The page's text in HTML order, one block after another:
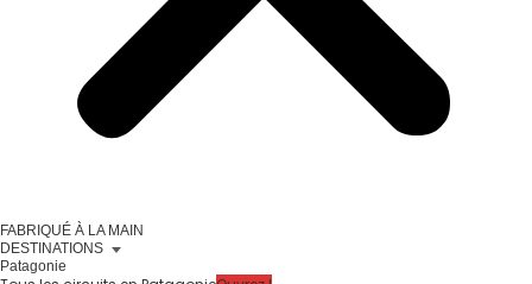
FABRIQUÉ À LA MAIN
DESTINATIONS
Patagonie